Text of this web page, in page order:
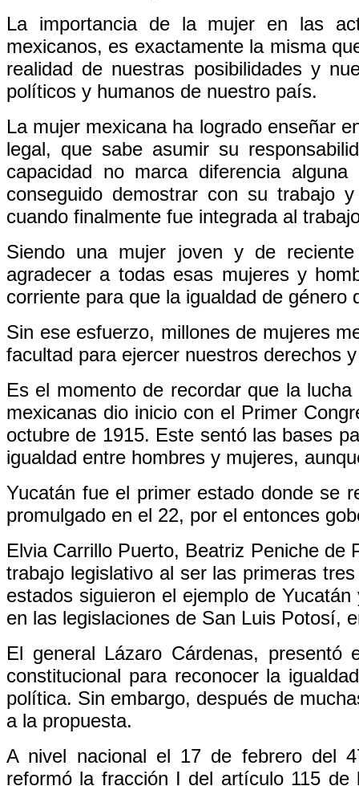
La importancia de la mujer en las
mexicanos, es exactamente la misma
realidad de nuestras posibilidades y
políticos y humanos de nuestro país.
La mujer mexicana ha logrado enseñar
legal, que sabe asumir su
capacidad no marca diferencia
conseguido demostrar con su trabajo
cuando finalmente fue integrada al
Siendo una mujer joven y de
agradecer a todas esas mujeres y
corriente para que la igualdad de
Sin ese esfuerzo, millones de mujeres
facultad para ejercer nuestros derechos
Es el momento de recordar que la
mexicanas dio inicio con el Primer
octubre de 1915. Este sentó las bases
igualdad entre hombres y mujeres,
Yucatán fue el primer estado donde se
promulgado en el 22, por el entonces
Elvia Carrillo Puerto, Beatriz Peniche de
trabajo legislativo al ser las primeras
estados siguieron el ejemplo de
en las legislaciones de San Luis Potosí,
El general Lázaro Cárdenas,
constitucional para reconocer la
política. Sin embargo, después de
a la propuesta.
A nivel nacional el 17 de febrero del
reformó la fracción I del artículo 115